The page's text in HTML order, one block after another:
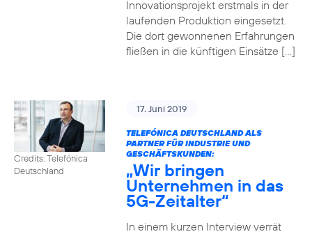
Innovationsprojekt erstmals in der
laufenden Produktion eingesetzt.
Die dort gewonnenen Erfahrungen
fließen in die künftigen Einsätze […]
Credits: Telefónica
Deutschland
17. Juni 2019
TELEFÓNICA DEUTSCHLAND ALS
PARTNER FÜR INDUSTRIE UND
GESCHÄFTSKUNDEN:
„Wir bringen
Unternehmen in das
5G-Zeitalter“
In einem kurzen Interview verrät